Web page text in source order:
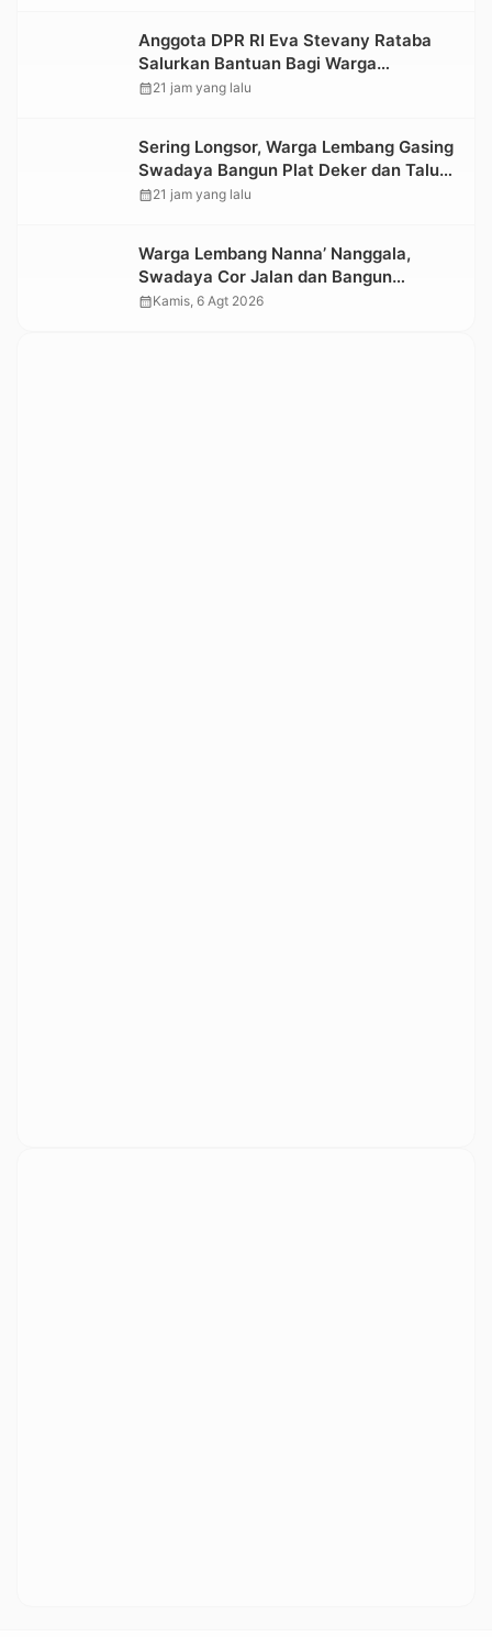
Anggota DPR RI Eva Stevany Rataba
Salurkan Bantuan Bagi Warga
Terdampak Longsor di Buntu Pepasan
calendar_month21 jam yang lalu
Sering Longsor, Warga Lembang Gasing
Swadaya Bangun Plat Deker dan Talut
Jalan Penghubung Antar Lembang
calendar_month21 jam yang lalu
Warga Lembang Nanna’ Nanggala,
Swadaya Cor Jalan dan Bangun
Jembatan
calendar_monthKamis, 6 Agt 2026